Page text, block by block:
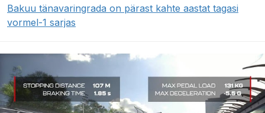
Bakuu tänavaringrada on pärast kahte aastat tagasi
vormel-1 sarjas